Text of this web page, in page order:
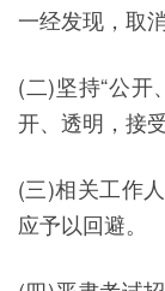
一经发现，取
(二)坚持“公开
开、透明，接受
(三)相关工作
应予以回避。